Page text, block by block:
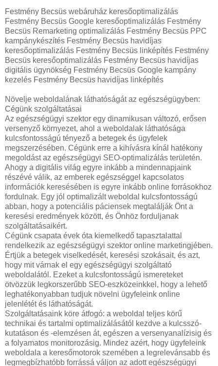
Festmény Becsüs webáruház keresőoptimalizálás
Festmény Becsüs Google keresőoptimalizálás Festmény
Becsüs Remarketing optimalizálás Festmény Becsüs PPC
kampánykészítés Festmény Becsüs havidíjas
keresőoptimalizálás Festmény Becsüs linképítés Festmény
Becsüs keresőoptimalizálás Festmény Becsüs havidíjas
digitális ügynökség Festmény Becsüs Google kampány
kezelés Festmény Becsüs havidíjas linképítés
Növelje weboldalának láthatóságát az egészségügyben:
Cégünk szolgáltatásai
Az egészségügyi szektor egy dinamikusan változó, erősen
versenyző környezet, ahol a weboldalak láthatósága
kulcsfontosságú tényező a betegek és ügyfelek
megszerzésében. Cégünk erre a kihívásra kínál hatékony
megoldást az egészségügyi SEO-optimalizálás területén.
Ahogy a digitális világ egyre inkább a mindennapjaink
részévé válik, az emberek egészséggel kapcsolatos
információk keresésében is egyre inkább online forrásokhoz
fordulnak. Egy jól optimalizált weboldal kulcsfontosságú
abban, hogy a potenciális páciensek megtalálják Önt a
keresési eredmények között, és Önhöz forduljanak
szolgáltatásaikért.
Cégünk csapata évek óta kiemelkedő tapasztalattal
rendelkezik az egészségügyi szektor online marketingjében.
Értjük a betegek viselkedését, keresési szokásait, és azt,
hogy mit várnak el egy egészségügyi szolgáltató
weboldalától. Ezeket a kulcsfontosságú ismereteket
ötvözzük legkorszerűbb SEO-eszközeinkkel, hogy a lehető
leghatékonyabban tudjuk növelni ügyfeleink online
jelenlétét és láthatóságát.
Szolgáltatásaink köre átfogó: a weboldal teljes körű
technikai és tartalmi optimalizálásától kezdve a kulcsszó-
kutatáson és -elemzésen át, egészen a versenyanalízisig és
a folyamatos monitorozásig. Mindez azért, hogy ügyfeleink
weboldala a keresőmotorok szemében a legrelevánsabb és
legmegbízhatóbb forrássá váljon az adott egészségügyi